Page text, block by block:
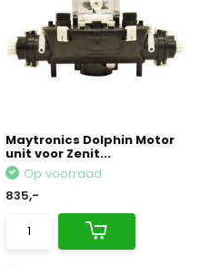
Maytronics Dolphin Motor
unit voor Zenit...
Op voorraad
835,-